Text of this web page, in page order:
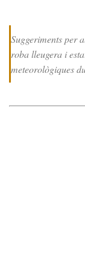
Suggeriments per
roba lleugera i
meteorològiques